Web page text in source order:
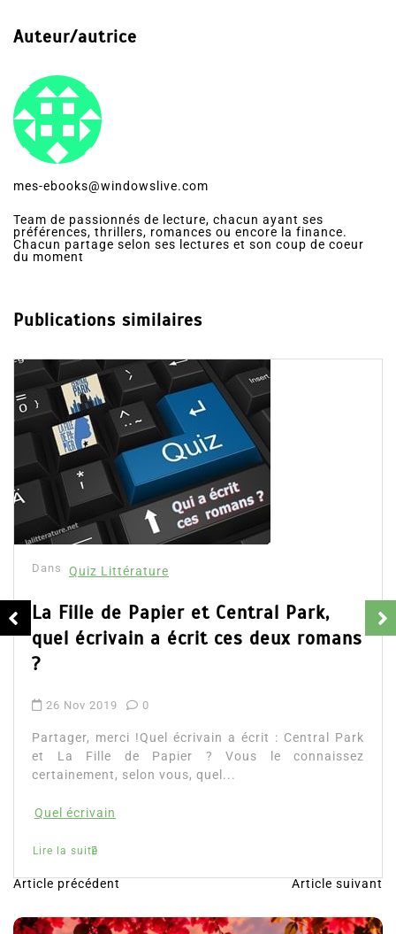
Auteur/autrice
mes-ebooks@windowslive.com
Team de passionnés de lecture, chacun ayant ses
préférences, thrillers, romances ou encore la finance.
Chacun partage selon ses lectures et son coup de coeur
du moment
Publications similaires
Dans Quiz Littérature
La Fille de Papier et Central Park,
quel écrivain a écrit ces deux romans
?
26 Nov 2019 0
Partager, merci !Quel écrivain a écrit : Central Park
et La Fille de Papier ? Vous le connaissez
certainement, selon vous, quel...
Quel écrivain
Lire la suite
N
a
Article précédent Article suivant